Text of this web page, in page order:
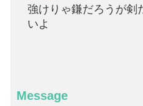
強けりゃ鎌だろうが剣
いよ
Message